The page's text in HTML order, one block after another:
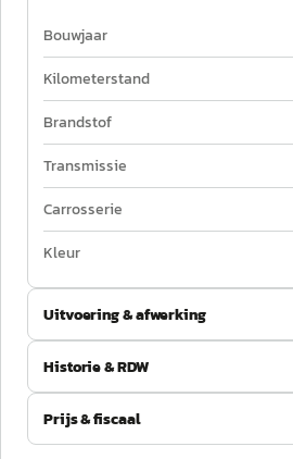
Bouwjaar
Kilometerstand
Brandstof
Transmissie
Carrosserie
Kleur
Uitvoering & afwerking
Historie & RDW
Prijs & fiscaal